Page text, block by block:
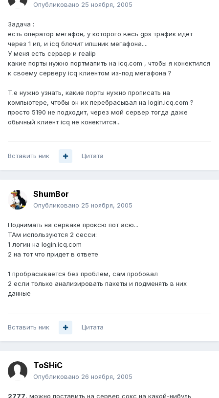
Опубликовано 25 ноября, 2005
Задача :
есть оператор мегафон, у которого весь gps трафик идет
через 1 ип, и icq блочит ипшник мегафона....
У меня есть сервер и realip
какие порты нужно портмапить на icq.com , чтобы я конектился
к своему серверу icq клиентом из-под мегафона ?
Т.е нужно узнать, какие порты нужно прописать на
компьютере, чтобы он их перебрасывал на login.icq.com ?
просто 5190 не подходит, через мой сервер тогда даже
обычный клиент icq не конектится...
Вставить ник Цитата
ShumBor
Опубликовано 25 ноября, 2005
Поднимать на серваке проксю пот асю...
ТАм используются 2 сесси:
1 логин на login.icq.com
2 на тот что придет в ответе
1 пробрасывается без проблем, сам пробовал
2 если только анализировать пакеты и подменять в них
данные
Вставить ник Цитата
ToSHiC
Опубликовано 26 ноября, 2005
2777, можно поставить на сервер сокс на какой-нибудь